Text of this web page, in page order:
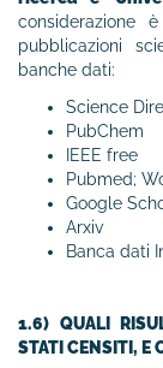
considerazione
pubblicazioni
banche dati:
Science
PubChem
IEEE free
Pubmed;
Google
Arxiv
Banca dati
1.6) QUALI
STATI CENSITI, E